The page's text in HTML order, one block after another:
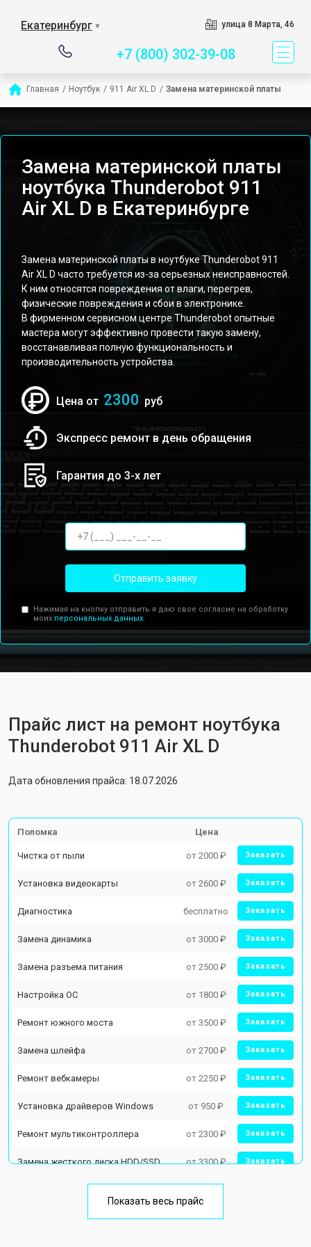
Екатеринбург ▼ улица 8 Марта, 46
+7 (800) 302-39-08
Главная / Ноутбук / 911 Air XL D / Замена материнской платы
Замена материнской платы
ноутбука Thunderobot 911
Air XL D в Екатеринбурге
Замена материнской платы в ноутбуке Thunderobot 911
Air XL D часто требуется из-за серьезных неисправностей.
К ним относятся повреждения от влаги, перегрев,
физические повреждения и сбои в электронике.
В фирменном сервисном центре Thunderobot опытные
мастера могут эффективно провести такую замену,
восстанавливая полную функциональность и
производительность устройства.
Цена от 2300 руб
Экспресс ремонт в день обращения
Гарантия до 3-х лет
Отправить заявку
Нажимая на кнопку отправить я даю свое согласие на обработку
моих персональных данных.
Прайс лист на ремонт ноутбука
Thunderobot 911 Air XL D
Дата обновления прайса: 18.07.2026
Поломка Цена
Чистка от пыли от 2000 ₽ Заказать
Установка видеокарты от 2600 ₽ Заказать
Диагностика бесплатно Заказать
Замена динамика от 3000 ₽ Заказать
Замена разъема питания от 2500 ₽ Заказать
Настройка ОС от 1800 ₽ Заказать
Ремонт южного моста от 3500 ₽ Заказать
Замена шлейфа от 2700 ₽ Заказать
Ремонт вебкамеры от 2250 ₽ Заказать
Установка драйверов Windows от 950 ₽ Заказать
Ремонт мультиконтроллера от 2300 ₽ Заказать
Замена жесткого диска HDD/SSD от 3300 ₽ Заказать
от 1500 ₽
Показать весь прайс